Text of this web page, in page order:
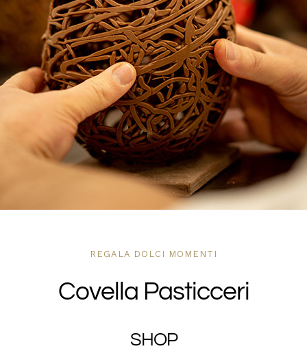
DOVE SIAMO
REGALA DOLCI MOMENTI
Covella Pasticceri
SHOP